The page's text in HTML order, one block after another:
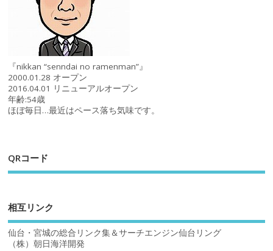
『nikkan “senndai no ramenman”』
2000.01.28 オープン
2016.04.01 リニューアルオープン
年齢:54歳
ほぼ毎日…最近はペース落ち気味です。
QRコード
相互リンク
仙台・宮城の総合リンク集＆サーチエンジン仙台リング
（株）朝日海洋開発